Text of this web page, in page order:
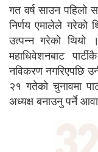
गत वर्ष साउन पहिलो
निर्णय एमालेले गरेको
उत्पन्न गरेको थियो
महाधिवेशनबाट
नविकरण नगरिएपछि
२१ गतेको चुनावमा
अध्यक्ष बनाउनु पर्ने